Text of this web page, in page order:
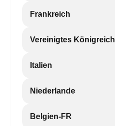
Frankreich
Vereinigtes Königreich
Italien
Niederlande
Belgien-FR